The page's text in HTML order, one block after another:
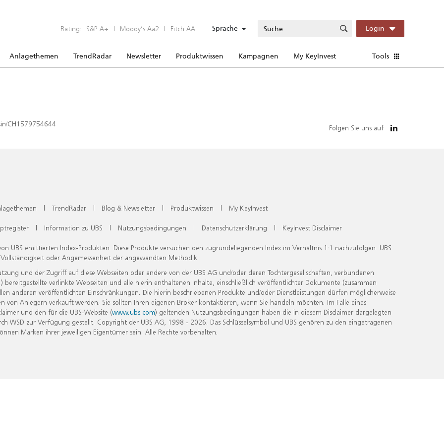
Rating: S&P A+ | Moody’s Aa2 | Fitch AA Sprache Login
Anlagethemen TrendRadar Newsletter Produktwissen Kampagnen My KeyInvest Tools
CH1579754644 Folgen Sie uns auf
| TrendRadar | Blog & Newsletter | Produktwissen | My KeyInvest
| Information zu UBS | Nutzungsbedingungen | Datenschutzerklärung | KeyInvest Disclaimer
UBS emittierten Index-Produkten. Diese Produkte versuchen den zugrundeliegenden Index im Verhältnis 1:1 nachzufolgen. UBS
oder Angemessenheit der angewandten Methodik.
und der Zugriff auf diese Webseiten oder andere von der UBS AG und/oder deren Tochtergesellschaften, verbundenen
verlinkte Webseiten und alle hierin enthaltenen Inhalte, einschließlich veröffentlichter Dokumente (zusammen
anderen veröffentlichten Einschränkungen. Die hierin beschriebenen Produkte und/oder Dienstleistungen dürfen möglicherweise
Anlegern verkauft werden. Sie sollten Ihren eigenen Broker kontaktieren, wenn Sie handeln möchten. Im Falle eines
und den für die UBS-Website (www.ubs.com) geltenden Nutzungsbedingungen haben die in diesem Disclaimer dargelegten
zur Verfügung gestellt. Copyright der UBS AG, 1998 - 2026. Das Schlüsselsymbol und UBS gehören zu den eingetragenen
Marken ihrer jeweiligen Eigentümer sein. Alle Rechte vorbehalten.